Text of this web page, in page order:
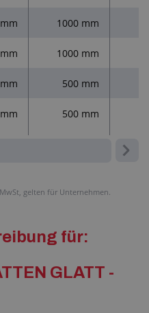
1000 mm
1000 mm
500 mm
500 mm
gelten für Unternehmen.
für:
GLATT -